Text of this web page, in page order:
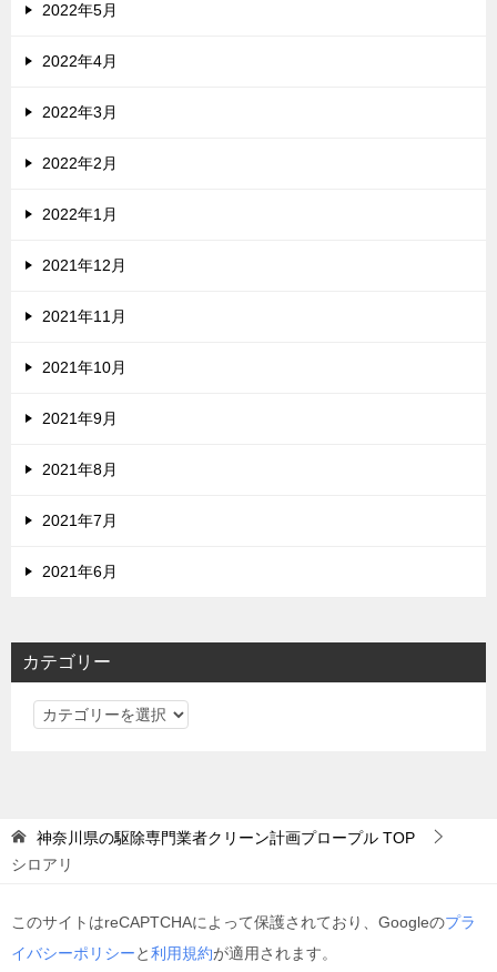
2022年5月
2022年4月
2022年3月
2022年2月
2022年1月
2021年12月
2021年11月
2021年10月
2021年9月
2021年8月
2021年7月
2021年6月
カテゴリー
カ
神奈川県の駆除専門業者クリーン計画プロープル TOP
シロアリ
このサイトはreCAPTCHAによって保護されており、Googleのプラ
イバシーポリシーと利用規約が適用されます。